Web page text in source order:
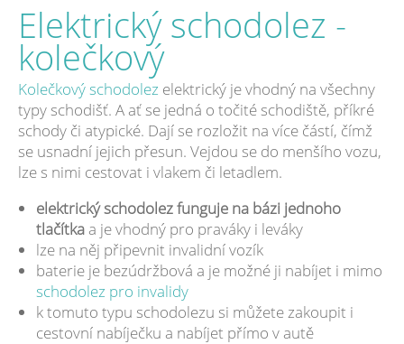
Elektrický schodolez -
kolečkový
Kolečkový schodolez elektrický je vhodný na všechny
typy schodišť. A ať se jedná o točité schodiště, příkré
schody či atypické. Dají se rozložit na více částí, čímž
se usnadní jejich přesun. Vejdou se do menšího vozu,
lze s nimi cestovat i vlakem či letadlem.
elektrický schodolez funguje na bázi jednoho
tlačítka a je vhodný pro praváky i leváky
lze na něj připevnit invalidní vozík
baterie je bezúdržbová a je možné ji nabíjet i mimo
schodolez pro invalidy
k tomuto typu schodolezu si můžete zakoupit i
cestovní nabíječku a nabíjet přímo v autě